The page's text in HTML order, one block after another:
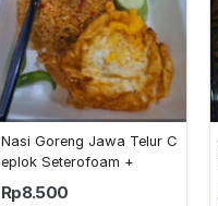
Nasi Goreng Jawa Telur C
eplok Seterofoam +
Rp8.500